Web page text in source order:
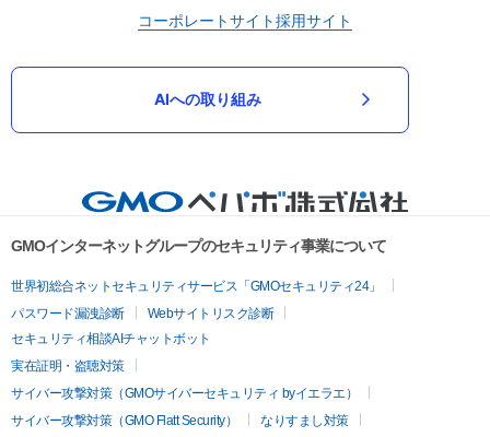
コーポレートサイト採用サイト
AIへの取り組み
GMOインターネットグループのセキュリティ事業について
世界初総合ネットセキュリティサービス「GMOセキュリティ24」
パスワード漏洩診断
Webサイトリスク診断
セキュリティ相談AIチャットボット
実在証明・盗聴対策
サイバー攻撃対策（GMOサイバーセキュリティ byイエラエ）
サイバー攻撃対策（GMO Flatt Security）
なりすまし対策